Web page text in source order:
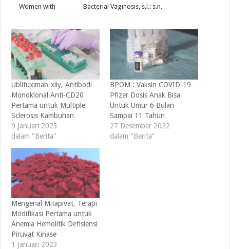
Women with Bacterial Vaginosis, s.l.: s.n.
Ublituximab-xiiy, Antibodi
Monoklonal Anti-CD20
Pertama untuk Multiple
Sclerosis Kambuhan
9 Januari 2023
dalam "Berita"
BPOM : Vaksin COVID-19
Pfizer Dosis Anak Bisa
Untuk Umur 6 Bulan
Sampai 11 Tahun
27 Desember 2022
dalam "Berita"
Mengenal Mitapivat, Terapi
Modifikasi Pertama untuk
Anemia Hemolitik Defisiensi
Piruvat Kinase
1 Januari 2023